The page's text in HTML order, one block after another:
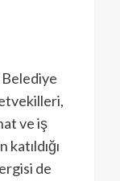
ve iş
de